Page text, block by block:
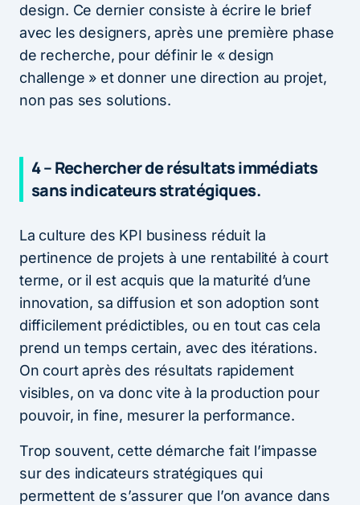
design. Ce dernier consiste à écrire le brief
avec les designers, après une première phase
de recherche, pour définir le « design
challenge » et donner une direction au projet,
non pas ses solutions.
4 – Rechercher de résultats immédiats
sans indicateurs stratégiques.
La culture des KPI business réduit la
pertinence de projets à une rentabilité à court
terme, or il est acquis que la maturité d’une
innovation, sa diffusion et son adoption sont
difficilement prédictibles, ou en tout cas cela
prend un temps certain, avec des itérations.
On court après des résultats rapidement
visibles, on va donc vite à la production pour
pouvoir, in fine, mesurer la performance.
Trop souvent, cette démarche fait l’impasse
sur des indicateurs stratégiques qui
permettent de s’assurer que l’on avance dans